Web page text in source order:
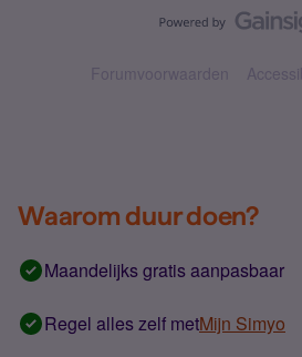
Forumvoorwaarden
Waarom duur doen?
Maandelijks gratis aanpasbaar
Regel alles zelf metMijn Simyo